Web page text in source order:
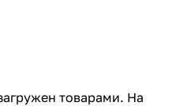
товарами. На